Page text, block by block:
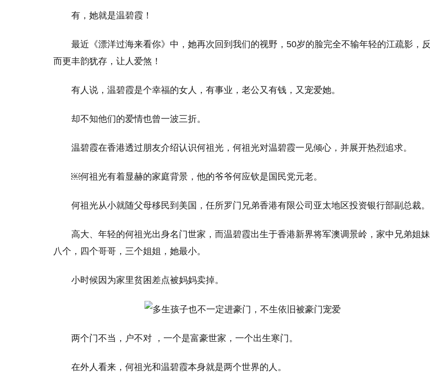
有，她就是温碧霞！
最近《漂洋过海来看你》中，她再次回到我们的视野，50岁的脸完全不输年轻的江疏影，反
而更丰韵犹存，让人爱煞！
有人说 ，温碧霞是个幸福的女人 ，有事业，老公又有钱， 又宠爱她。
却不知他们的爱情也曾一波三折 。
温碧霞在香港透过朋友介绍认识何祖光，何祖光对温碧霞一见倾心，并展开热烈追求。
￼ 何祖光有着显赫的家庭背景，他的爷爷何应钦是国民党元老。
何祖光从小就随父母移民到美国，任所罗门兄弟香港有限公司亚太地区投资银行部副总裁。
高大、年轻的何祖光出身名门世家，而温碧霞出生于香港新界将军澳调景岭，家中兄弟姐妹
八个，四个哥哥，三个姐姐，她最小。
小时候因为家里贫困差点被妈妈卖掉。
两个门不当，户不对 ，一个是富豪世家，一个出生寒门。
在外人看来，何祖光和温碧霞本身就是两个世界的人。